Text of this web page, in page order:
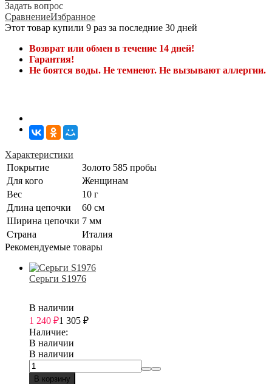
Задать вопрос
СравнениеИзбранное
Этот товар купили 9 раз за последние 30 дней
Возврат или обмен в течение 14 дней!
Гарантия!
Не боятся воды. Не темнеют. Не вызывают аллергии.
Характеристики
Покрытие
Золото 585 пробы
Для кого
Женщинам
Вес
10 г
Длина цепочки
60 см
Ширина цепочки 7 мм
Страна
Италия
Рекомендуемые товары
Серьги S1976
В наличии
1 240 ₽1 305 ₽
Наличие:
В наличии
В наличии
В корзину